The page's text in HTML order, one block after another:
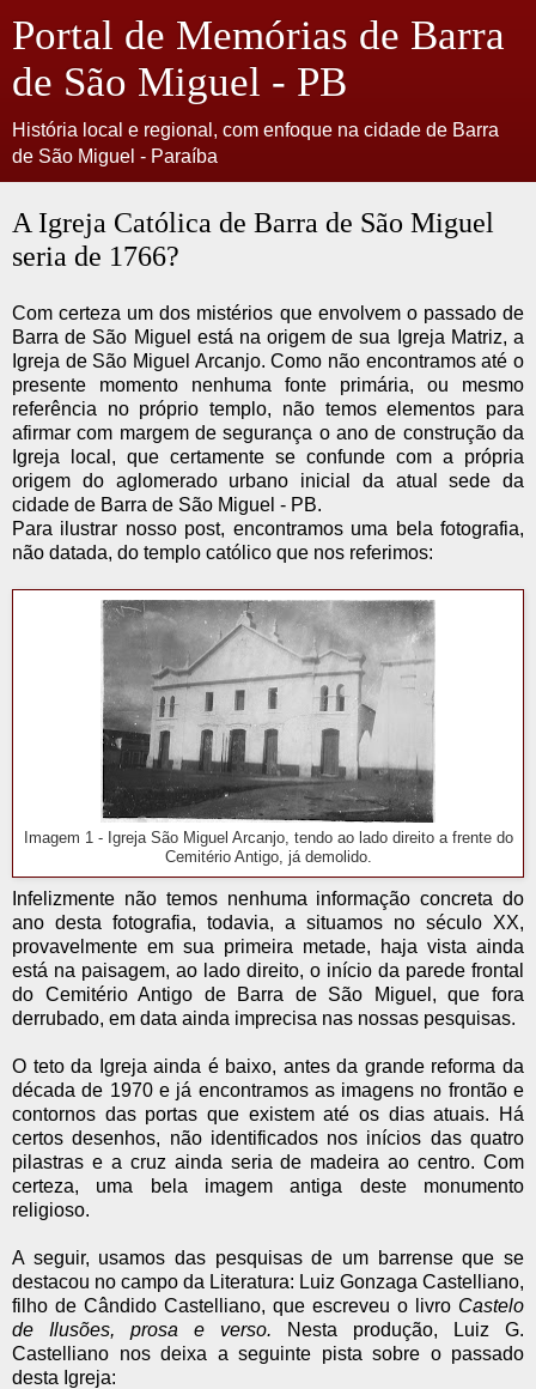
Portal de Memórias de Barra
de São Miguel - PB
História local e regional, com enfoque na cidade de Barra
de São Miguel - Paraíba
A Igreja Católica de Barra de São Miguel
seria de 1766?
Com certeza um dos mistérios que envolvem o passado de
Barra de São Miguel está na origem de sua Igreja Matriz, a
Igreja de São Miguel Arcanjo. Como não encontramos até o
presente momento nenhuma fonte primária, ou mesmo
referência no próprio templo, não temos elementos para
afirmar com margem de segurança o ano de construção da
Igreja local, que certamente se confunde com a própria
origem do aglomerado urbano inicial da atual sede da
cidade de Barra de São Miguel - PB.
Para ilustrar nosso post, encontramos uma bela fotografia,
não datada, do templo católico que nos referimos:
Imagem 1 - Igreja São Miguel Arcanjo, tendo ao lado direito a frente do
Cemitério Antigo, já demolido.
Infelizmente não temos nenhuma informação concreta do
ano desta fotografia, todavia, a situamos no século XX,
provavelmente em sua primeira metade, haja vista ainda
está na paisagem, ao lado direito, o início da parede frontal
do Cemitério Antigo de Barra de São Miguel, que fora
derrubado, em data ainda imprecisa nas nossas pesquisas.
O teto da Igreja ainda é baixo, antes da grande reforma da
década de 1970 e já encontramos as imagens no frontão e
contornos das portas que existem até os dias atuais. Há
certos desenhos, não identificados nos inícios das quatro
pilastras e a cruz ainda seria de madeira ao centro. Com
certeza, uma bela imagem antiga deste monumento
religioso.
A seguir, usamos das pesquisas de um barrense que se
destacou no campo da Literatura: Luiz Gonzaga Castelliano,
filho de Cândido Castelliano, que escreveu o livro Castelo
de Ilusões, prosa e verso. Nesta produção, Luiz G.
Castelliano nos deixa a seguinte pista sobre o passado
desta Igreja: